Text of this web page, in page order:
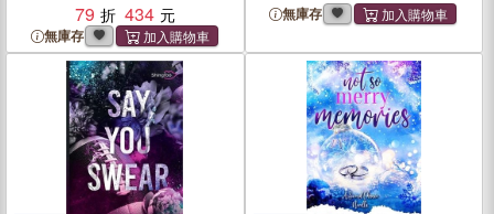
79
434
無庫存
無庫存